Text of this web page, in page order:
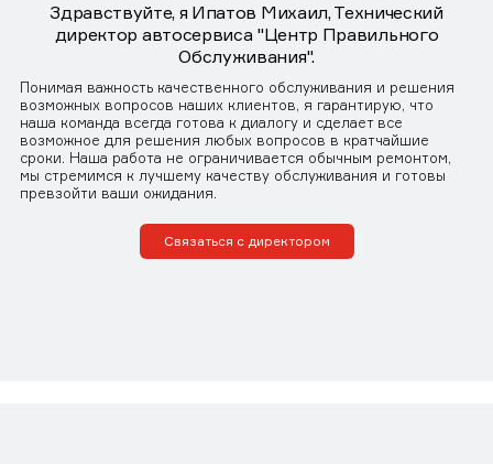
Здравствуйте, я Ипатов Михаил, Технический
директор автосервиса "Центр Правильного
Обслуживания".
Понимая важность качественного обслуживания и решения
возможных вопросов наших клиентов, я гарантирую, что
наша команда всегда готова к диалогу и сделает все
возможное для решения любых вопросов в кратчайшие
сроки. Наша работа не ограничивается обычным ремонтом,
мы стремимся к лучшему качеству обслуживания и готовы
превзойти ваши ожидания.
Связаться с директором